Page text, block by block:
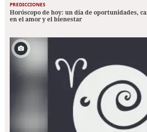
PREDICCIONES
Horóscopo de hoy: un día de oportunidades,
en el amor y el bienestar